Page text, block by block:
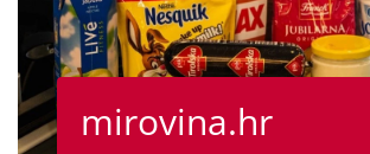
mirovina.hr